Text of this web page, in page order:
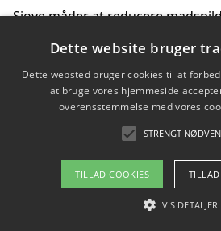
Sjove måder at reducere
Hvor finder jeg nemme
Om / kontakt
Blog
Dette website bruger
Dette websted bruger cookies til at
at bruge vores hjemmeside
overensstemmelse med vores
STRENGT
TILLAD COOKIES
VIS DETALJER